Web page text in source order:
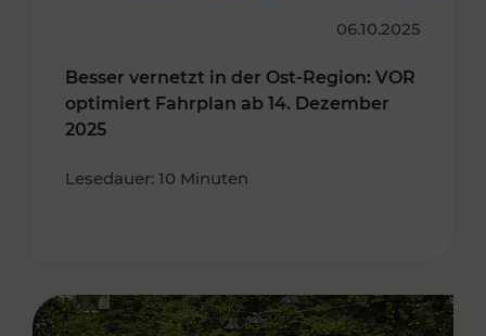
06.10.2025
Besser vernetzt in der Ost-Region: VOR
optimiert Fahrplan ab 14. Dezember
2025
Lesedauer: 10 Minuten